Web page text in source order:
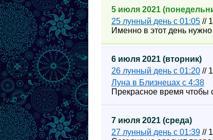
5 июля 2021
25 лунный день с 01:05 //
Именно в этот день
6 июля 2021 (вторник)
26 лунный день с 01:20 //
Луна в Близнецах с 4:38
Прекрасное время чтобы
7 июля 2021 (среда)
27 лунный день с 01:39 //